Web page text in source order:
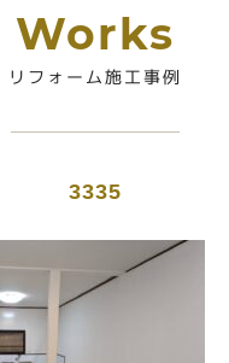
Works
リフォーム施工事例
3335